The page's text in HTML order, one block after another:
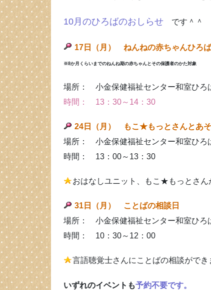
10月のひろばのおしらせ です＾＾
17日（月） ねんねの赤ちゃんひろ
※8か月くらいまでのねんね期の赤ちゃんとその保護者のかた対象
場所： 小金保健福祉センター和室ひ
時間： 13：30～14：30
24日（月） もこ★もっとさんとあ
場所： 小金保健福祉センター和室ひろ
時間： 13：00～13：30
おはなしユニット、もこ★もっとさん
31日（月） ことばの相談日
場所： 小金保健福祉センター和室ひろ
時間： 10：30～12：00
言語聴覚士さんにことばの相談ができ
いずれのイベントも予約不要です。